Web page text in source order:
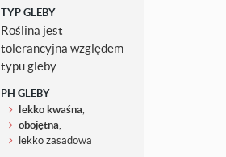
TYP GLEBY
Roślina jest
tolerancyjna względem
typu gleby.
PH GLEBY
lekko kwaśna
obojętna
lekko zasadowa